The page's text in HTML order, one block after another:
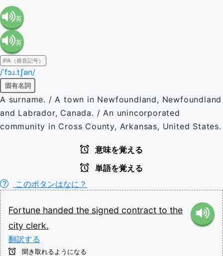
英
語（米
国）
(en-US)
英
語（イ
ギリ
IPA（発音記号）
/ˈfɔɹ.tʃən/
固有名詞
A surname. / A town in Newfoundland, Newfoundland
and Labrador, Canada. / An unincorporated
community in Cross County, Arkansas, United States.
意味を覚える
単語を覚える
このボタンはなに？
Fortune handed the signed contract to the
city clerk.
翻訳する
聞き取れるようになる